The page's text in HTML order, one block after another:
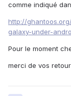
comme indiqué
http://
galaxy-under-
Pour le moment
merci de vos